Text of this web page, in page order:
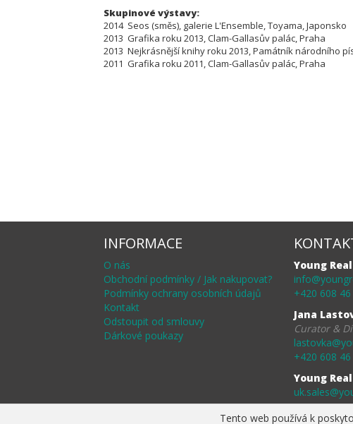
Tento web používá k
Skupinové výstavy:
2014 Seos (směs), galerie L'Ensemble, Toyama, Japonsko
2013 Grafika roku 2013, Clam-Gallasův palác, Praha
2013 Nejkrásnější knihy roku 2013, Památník národního
2011 Grafika roku 2011, Clam-Gallasův palác, Praha
INFORMACE
O nás
Obchodní podmínky / Jak nakupovat?
Podmínky ochrany osobních údajů
Kontakt
Odstoupit od smlouvy
Dárkové poukazy
Young
+420 608 46
Jana
Curator &
+420 608 46
Young